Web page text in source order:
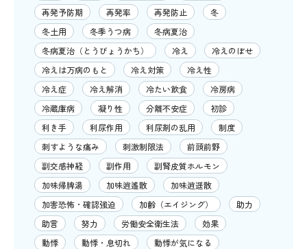
再発予防期
再発率 再発防止
冬
冬土用
冬季うつ病
冬病夏治
冬病夏治（とうびょうかち）
冷え
冷えのぼせ
冷えは万病のもと
冷え対策
冷え性
冷え症
冷え解消 冷たい飲食
冷房病
冷蔵庫病
凝り性 分離不安症
初診
利き手
利尿作用 利尿剤の乱用
制度
刺すような痛み
刺激制限法
前頭前野
副交感神経
副作用
副腎皮質ホルモン
加味帰脾湯
加味逍遙散
加味逍遥散
加害恐怖・確認強迫
加齢（エイジング）
助力
助言
努力 労働安全衛生法
効果
動悸
動悸・息切れ
動悸が気になる